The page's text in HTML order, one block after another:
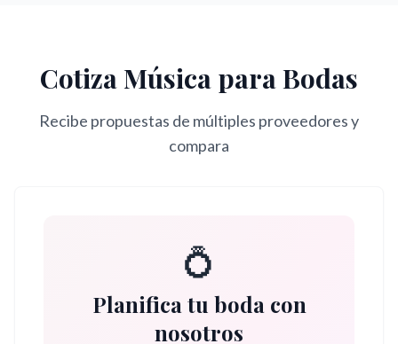
CotizaMúsica para Bodas
Recibe propuestas de múltiples proveedores y
compara
💍
Planifica tu boda con
nosotros